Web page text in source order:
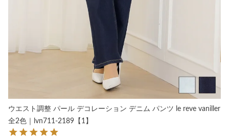
ウエスト調整 パール デコレーション デニム パンツ le reve vaniller
全2色｜lvn711-2189【1】